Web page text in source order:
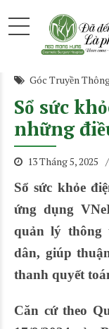
Góc Truyền
Sổ sức
những
13 Tháng 5, 2025
Sổ sức khỏe
ứng dụng
quản lý thông
dân, giúp
thanh quyết
Căn cứ theo